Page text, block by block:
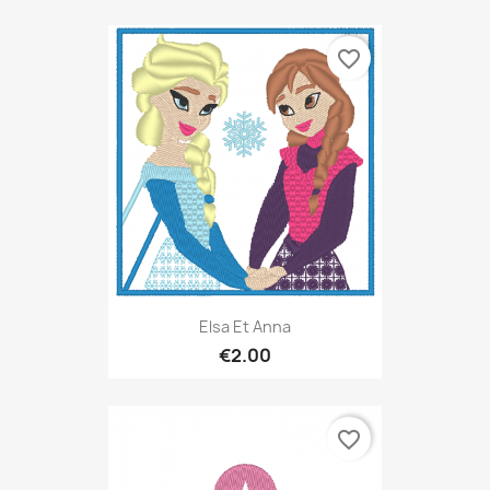
Elsa Et Anna
€2.00
favorite_border
favorite_border